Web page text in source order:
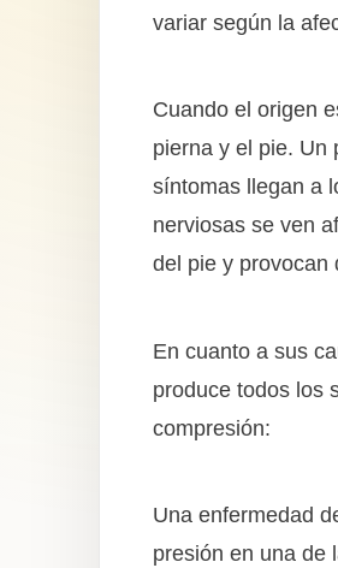
variar según la
Cuando el origen
pierna y el pie. Un
síntomas llegan a
nerviosas se ven
del pie y provocan
En cuanto a sus
produce todos los
compresión:
Una enfermedad
presión en una de